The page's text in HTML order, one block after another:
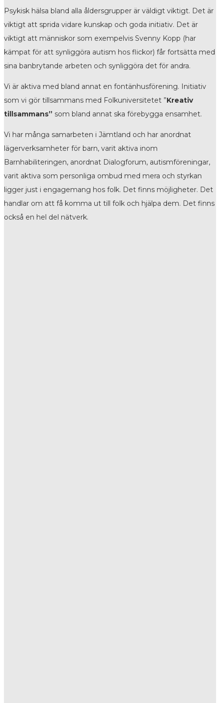
Psykisk hälsa bland alla åldersgrupper är väldigt viktigt. Det är
viktigt att sprida vidare kunskap och goda initiativ. Det är
viktigt att människor som exempelvis Svenny Kopp (har
kämpat för att synliggöra autism hos flickor) får fortsätta med
sina banbrytande arbeten och synliggöra det för andra.
Vi är aktiva med bland annat en fontänhusförening. Initiativ
som vi gör tillsammans med Folkuniversitetet ”Kreativ
tillsammans” som bland annat ska förebygga ensamhet.
Vi har många samarbeten i Jämtland och har anordnat
lägerverksamheter för barn, varit aktiva inom
Barnhabiliteringen, anordnat Dialogforum, autismföreningar,
varit aktiva som personliga ombud med mera och styrkan
ligger just i engagemang hos folk. Det finns möjligheter. Det
handlar om att få komma ut till folk och hjälpa dem. Det finns
också en hel del nätverk.